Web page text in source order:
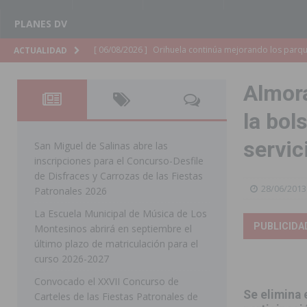
PLANES DV
ACTUALIDAD [ 06/08/2026 ] Orihuela continúa mejorando los
[ 06/08/2026 ]
El PP de Guardamar lleva al Pleno
[ 05/08/2026 ] Orihuela ultima diferentes soluciones
CEIP Virgen de la Puerta
[ 05/08/2026 ] Torrevieja presenta su programación
[ 05/08/2026 ]
Sanidad Orihuela llama a observar el
los desplazamientos
ORIHUELA
[ 05/08/2026 ] Orihuela acogerá una sesión
ORIHUELA
[ 05/08/2026 ] La Generalitat adjudica el contrato
la
28/06/2013
Se elimina
San Miguel de Salinas abre las
inscripciones para el Concurso-Desfile
de Disfraces y Carrozas de las Fiestas
Patronales 2026
La Escuela Municipal de Música de Los
Montesinos abrirá en septiembre el
último plazo de matriculación para el
curso 2026-2027
Convocado el XXVII Concurso de
Carteles de las Fiestas Patronales de